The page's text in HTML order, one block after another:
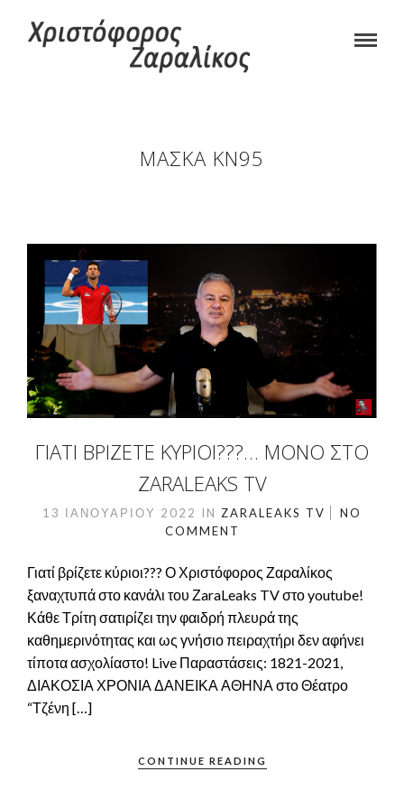
ΜΆΣΚΑ ΚΝ95
ΓΙΑΤΊ ΒΡΊΖΕΤΕ ΚΎΡΙΟΙ???… ΜΌΝΟ ΣΤΟ
ZARALEAKS TV
13 ΙΑΝΟΥΑΡΊΟΥ 2022 IN ZARALEAKS TV
NO
COMMENT
Γιατί βρίζετε κύριοι??? Ο Χριστόφορος Ζαραλίκος
ξαναχτυπά στο κανάλι του ΖaraLeaks TV στο youtube!
Κάθε Τρίτη σατιρίζει την φαιδρή πλευρά της
καθημερινότητας και ως γνήσιο πειραχτήρι δεν αφήνει
τίποτα ασχολίαστο! Live Παραστάσεις: 1821-2021,
ΔΙΑΚΟΣΙΑ ΧΡΟΝΙΑ ΔΑΝΕΙΚΑ ΑΘΗΝΑ στο Θέατρο
“Τζένη […]
CONTINUE READING